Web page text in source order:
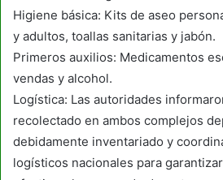
Higiene básica: Kits de aseo
y adultos, toallas sanitarias y jabón.
Primeros auxilios: Medicamentos
vendas y alcohol.
Logística: Las autoridades
recolectado en ambos complejos
debidamente inventariado y
logísticos nacionales para